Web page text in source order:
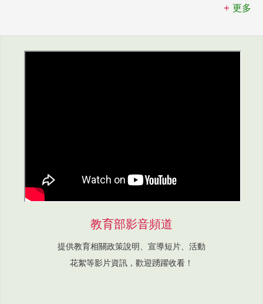
更多
教育部影音頻道
提供教育相關政策說明、宣導短片、活動
花絮等影片資訊，歡迎踴躍收看！